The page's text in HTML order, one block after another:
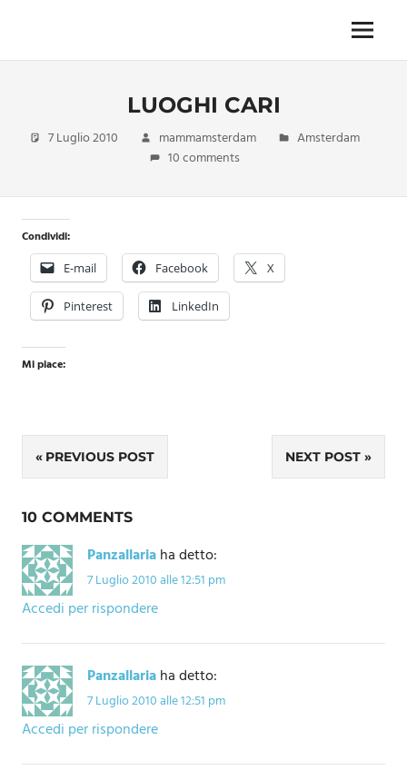
content
imprescindibile,
da
formato
monodose
nuova
confezione
migliorata
Menu
LUOGHI CARI
7 Luglio 2010 mammamsterdam
Amsterdam
10 comments
Condividi:
E-mail Facebook X
Pinterest LinkedIn
Mi piace:
Navigazione
articoli
PREVIOUS POST NEXT POST
10 COMMENTS
Panzallariaha detto:
7 Luglio 2010 alle 12:51 pm
Accedi per rispondere
Panzallariaha detto:
7 Luglio 2010 alle 12:51 pm
Accedi per rispondere